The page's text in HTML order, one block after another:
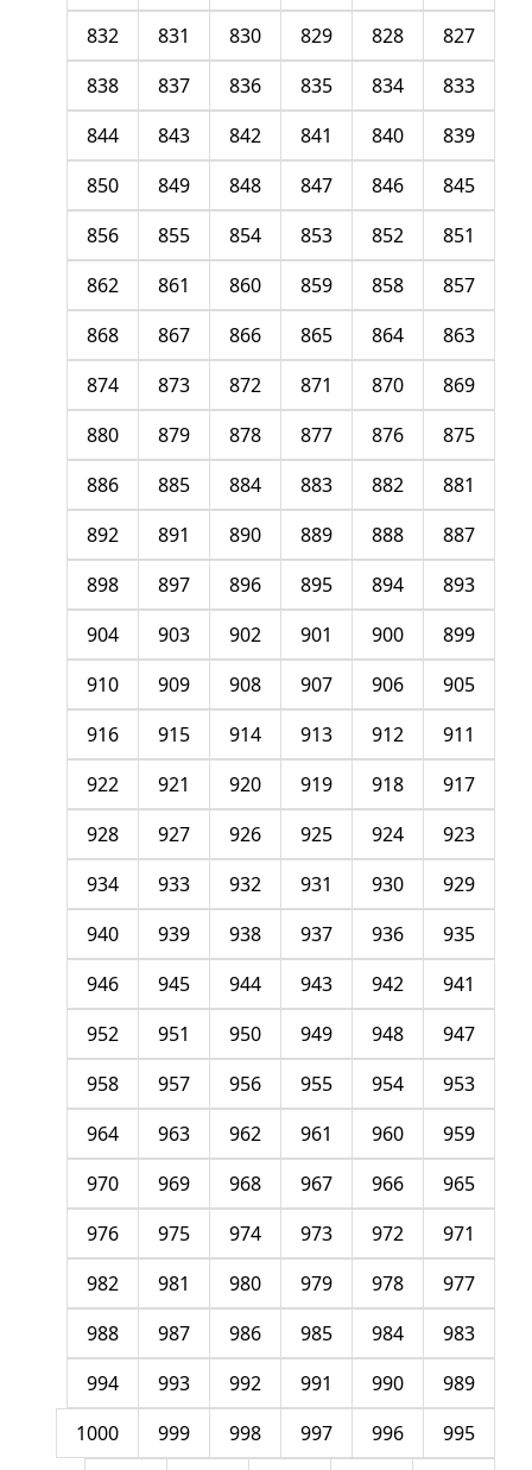
827
828
829
830
831
832
833
834
835
836
837
838
839
840
841
842
843
844
845
846
847
848
849
850
851
852
853
854
855
856
857
858
859
860
861
862
863
864
865
866
867
868
869
870
871
872
873
874
875
876
877
878
879
880
881
882
883
884
885
886
887
888
889
890
891
892
893
894
895
896
897
898
899
900
901
902
903
904
905
906
907
908
909
910
911
912
913
914
915
916
917
918
919
920
921
922
923
924
925
926
927
928
929
930
931
932
933
934
935
936
937
938
939
940
941
942
943
944
945
946
947
948
949
950
951
952
953
954
955
956
957
958
959
960
961
962
963
964
965
966
967
968
969
970
971
972
973
974
975
976
977
978
979
980
981
982
983
984
985
986
987
988
989
990
991
992
993
994
995
996
997
998
999
1000